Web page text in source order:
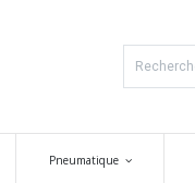
Pneumatique